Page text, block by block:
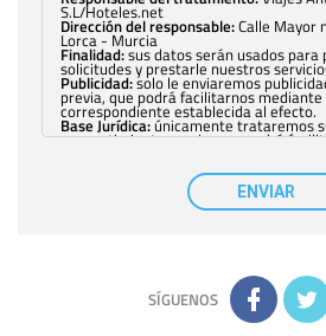
S.L/Hoteles.net
Dirección del responsable:Calle Mayor
Lorca - Murcia
Finalidad:sus datos serán usados
solicitudes y prestarle nuestros
Publicidad:solo le enviaremos
previa, que podrá facilitarnos mediante
correspondiente establecida al efecto.
Base Jurídica:únicamente trataremos
consentimiento previo, que podrá
con carácter general,
nuestra entidad que esté debidamente
tener conocimiento de la información
comunicarán datos a terceros.
adicional y detallada sobre cómo
política de privacidad
ENVIAR
SÍGUENOS